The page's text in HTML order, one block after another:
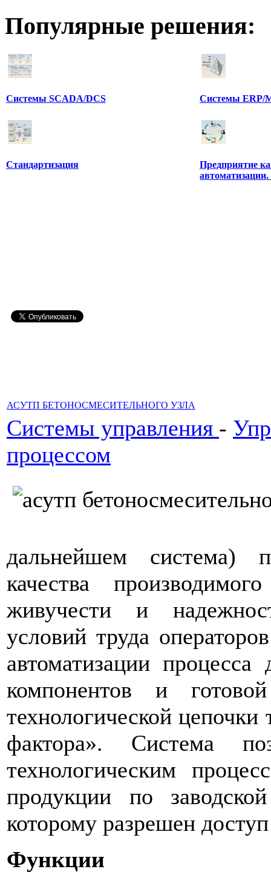
Популярные решения:
Системы SCADA/DCS Системы ERP/
Стандартизация
Предприятие
АСУТП БЕТОНОСМЕСИТЕЛЬНОГО УЗЛА
Системы управления -
процессом
дальнейшем система)
качества
живучести и
условий труда
автоматизации
компонентов и
технологической цепочки
фактора». Система
технологическим
продукции по
которому разрешен
Функции